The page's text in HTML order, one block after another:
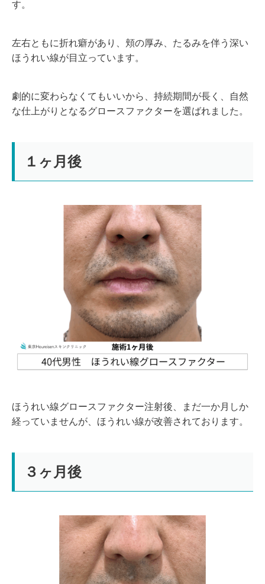
す。
左右ともに折れ癖があり、頬の厚み、たるみを伴う深い
ほうれい線が目立っています。
劇的に変わらなくてもいいから、持続期間が長く、自然
な仕上がりとなるグロースファクターを選ばれました。
１ヶ月後
ほうれい線グロースファクター注射後、まだ一か月しか
経っていませんが、ほうれい線が改善されております。
３ヶ月後